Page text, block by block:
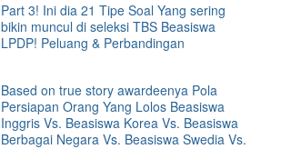
Part 3! Ini dia 21 Tipe Soal Yang sering
bikin muncul di seleksi TBS Beasiswa
LPDP! Peluang & Perbandingan
Based on true story awardeenya Pola
Persiapan Orang Yang Lolos Beasiswa
Inggris Vs. Beasiswa Korea Vs. Beasiswa
Berbagai Negara Vs. Beasiswa Swedia Vs.